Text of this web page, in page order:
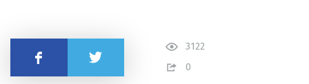
3122
0
Поділитись